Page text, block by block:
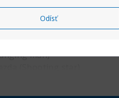
Odísť
býčie pohltenie
býčie harami (Bearish/
kladivo (Hammer/
hviezda (Evening/
man)